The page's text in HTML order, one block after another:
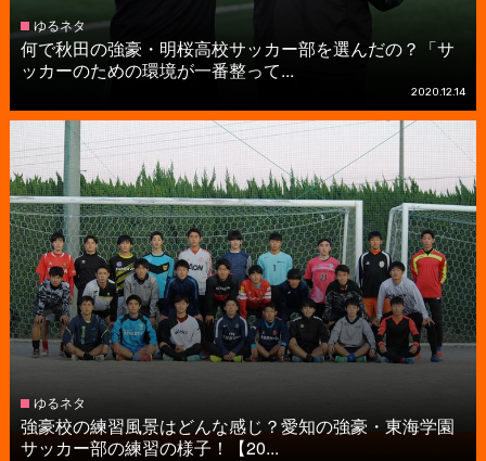
ゆるネタ
何で秋田の強豪・明桜高校サッカー部を選んだの？「サ
ッカーのための環境が一番整って...
2020.12.14
ゆるネタ
強豪校の練習風景はどんな感じ？愛知の強豪・東海学園
サッカー部の練習の様子！【20...